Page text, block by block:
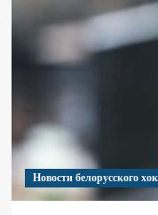
Новости белорусского